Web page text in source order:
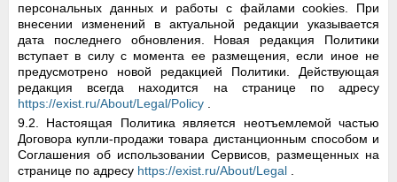
персональных данных и работы с файлами cookies. При
внесении изменений в актуальной редакции указывается
дата последнего обновления. Новая редакция Политики
вступает в силу с момента ее размещения, если иное не
предусмотрено новой редакцией Политики. Действующая
редакция всегда находится на странице по адресу
https://exist.ru/About/Legal/Policy
9.2. Настоящая Политика является неотъемлемой частью
Договора купли-продажи товара дистанционным способом и
Соглашения об использовании Сервисов, размещенных на
странице по адресу https://exist.ru/About/Legal